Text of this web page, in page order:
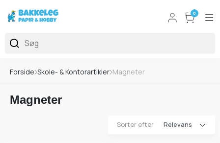
0
Forside Skole- & Kontorartikler Magneter
Magneter
Sorter efter